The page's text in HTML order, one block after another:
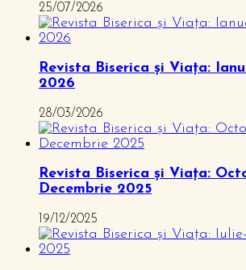
25/07/2026
Revista Biserica și Viața:
2026
28/03/2026
Revista Biserica și Viața:
Decembrie 2025
19/12/2025